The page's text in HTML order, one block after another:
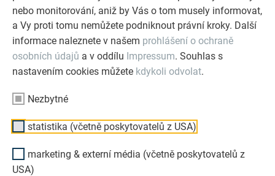
nebo monitorování, aniž by Vás o tom musely informovat,
a Vy proti tomu nemůžete podniknout právní kroky. Další
informace naleznete v našem prohlášení o ochraně
osobních údajů a v oddílu Impressum. Souhlas s
nastavením cookies můžete kdykoli odvolat.
Nezbytné
statistika (včetně poskytovatelů z USA)
marketing & externí média (včetně poskytovatelů z
USA)